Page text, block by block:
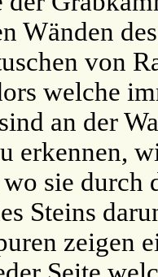
Wänden
von
welche
an der
erkennen,
sie durch
Steins
zeigen